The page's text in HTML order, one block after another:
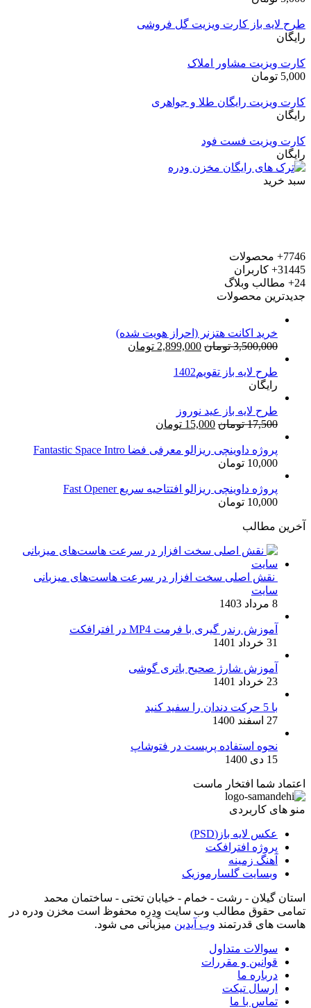
طرح لایه باز کارت ویزیت گل فروشی
رایگان
کارت ویزیت مشاور املاک
5,000 تومان
کارت ویزیت رایگان طلا و جواهری
رایگان
کارت ویزیت فست فود
رایگان
سبد خرید
7746+
محصولات
31445+
کاربران
24+
مطالب وبلاگ
جدیدترین محصولات
خرید اکانت هتزنر (احراز هویت شده)
3,500,000 تومان قیمت
2,899,000 تومان
طرح لایه باز تقویم1402
رایگان
طرح لایه باز عید نوروز
17,500 تومان قیمت
17,500 تومان
15,000 تومان
15,000 تومان.
پروژه داوینچی ریزالو معرفی فضا Fantastic Space Intro
10,000 تومان
پروژه داوینچی ریزالو افتتاحیه سریع Fast Opener
10,000 تومان
آخرین مطالب
نقش اصلی سخت افزار در سرعت هاست‌های میزبانی
سایت
8 مرداد 1403
آموزش رندر گیری با فرمت MP4 در افترافکت
31 خرداد 1401
آموزش شارژ صحیح باتری گوشی
23 خرداد 1401
با 5 حرکت دندان را سفید کنید
27 اسفند 1400
نحوه استفاده پریست در فتوشاپ
15 دی 1400
اعتماد شما افتخار ماست
منو های کاربردی
عکس لایه باز(PSD)
پروژه افترافکت
آهنگ زمینه
وبسایت گلسارموزیک
استان گیلان - رشت - خمام - خیابان تختی - ساختمان محمد
تمامی حقوق مطالب وب سایت وِدِرِه محفوظ است مخزن ودره در
هاست های قدرتمند وب آیدین میزبانی می شود.
سوالات متداول
قوانین و مقررات
درباره ما
ارسال تیکت
تماس با ما